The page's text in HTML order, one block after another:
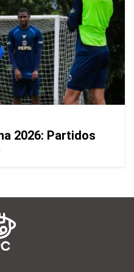
2026: Partidos